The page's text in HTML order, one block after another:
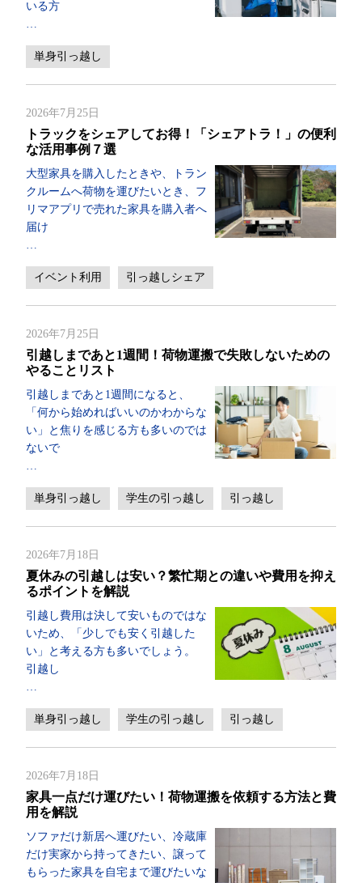
いる方
…
単身引っ越し
2026年7月25日
トラックをシェアしてお得！「シェアトラ！」の便利
な活用事例７選
大型家具を購入したときや、トラン
クルームへ荷物を運びたいとき、フ
リマアプリで売れた家具を購入者へ
届け
…
イベント利用 引っ越しシェア
2026年7月25日
引越しまであと1週間！荷物運搬で失敗しないための
やることリスト
引越しまであと1週間になると、
「何から始めればいいのかわからな
い」と焦りを感じる方も多いのでは
ないで
…
単身引っ越し 学生の引っ越し 引っ越し
2026年7月18日
夏休みの引越しは安い？繁忙期との違いや費用を抑え
るポイントを解説
引越し費用は決して安いものではな
いため、「少しでも安く引越した
い」と考える方も多いでしょう。
引越し
…
単身引っ越し 学生の引っ越し 引っ越し
2026年7月18日
家具一点だけ運びたい！荷物運搬を依頼する方法と費
用を解説
ソファだけ新居へ運びたい、冷蔵庫
だけ実家から持ってきたい、譲って
もらった家具を自宅まで運びたいな